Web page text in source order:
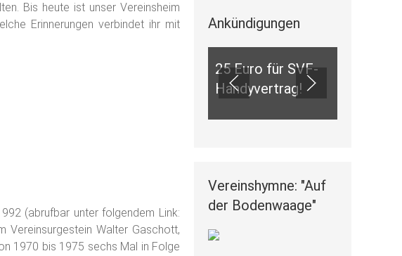
Bis heute ist unser Vereinsheim
Erinnerungen verbindet ihr mit
(abrufbar unter folgendem Link:
Vereinsurgestein Walter Gaschott,
1970 bis 1975 sechs Mal in Folge
Ankündigungen
ANKÜNDIGUNGEN
25 Euro für SVF-
Handyvertrag!
Vereinshymne: "Auf
der Bodenwaage"